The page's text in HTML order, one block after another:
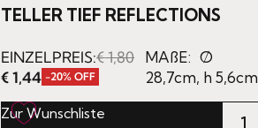
TELLER TIEF REFLECTIONS
EINZELPREIS:€1,80
€1,44 -20% OFF
MAßE: Ø
28,7cm, h 5,6cm
Zur Wunschliste